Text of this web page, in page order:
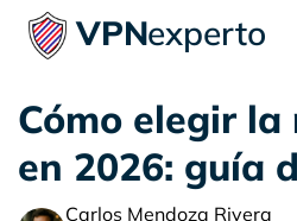
VPNexperto
Cómo elegir la
en 2026: guía
Carlos Mendoza Rivera